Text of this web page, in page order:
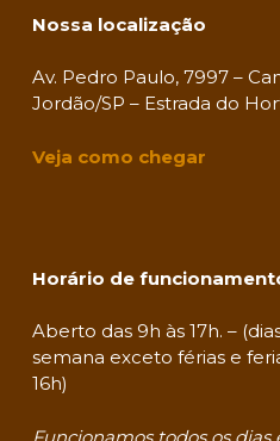
Nossa localização
Av. Pedro Paulo, 7997 –
Jordão/SP – Estrada do
Veja como chegar
Horário de
Aberto das 9h às 17h. –
semana exceto férias e
16h)